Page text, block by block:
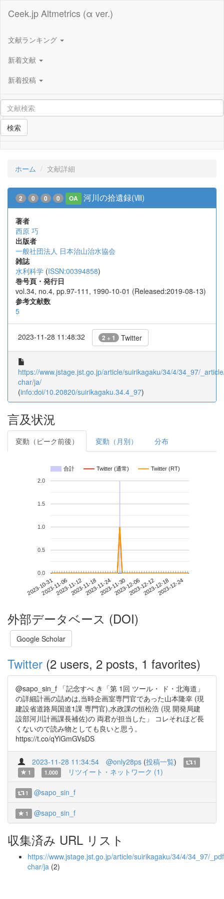
Ceek.jp Altmetrics (α ver.)
文献ランキング
新着文献
新着投稿
検索
ホーム 文献詳細
2 0 0 0 OA 河川の拾遺録(Ⅷ)
著者
西原 巧
出版者
一般社団法人 日本治山治水協会
雑誌
水利科学 (ISSN:00394858)
巻号頁・発行日
vol.34, no.4, pp.97-111, 1990-10-01 (Released:2019-08-13)
参考文献数
5
2023-11-28 11:48:32 2 + 1 Twitter
https://www.jstage.jst.go.jp/article/suirikagaku/34/4/34_97/
char/ja/
(info:doi/10.20820/suirikagaku.34.4_97)
言及状況
変動（ピーク前後） 変動（月別） 分布
合計 Twitter (通常) Twitter (RT)
2023-10-312023-11-062023-11-122023-11-182023-11-242023-11-302023-12-062023-12-122023-12-182023-12-24
0.0
0.5
1.0
1.5
2.0
外部データベース (DOI)
Google Scholar
Twitter (2 users, 2 posts, 1 favorites)
@sapo_sin_f 「記念すべ き「第 1回 ツール・ ド・北海道」
の詳細計画の詰めは,当時企画室専門官であった山本隆幸 (現
建設省道路局国道1課 専門官),水政課の恒松浩 (現 開発局建
設部河川計画課長補佐)の 両君が担当した」 コレそれほど長
くないので読み物としても良いと思う。
https://t.co/qYiGmGVsDS
2023-11-28 11:34:54 @only28ps (投稿一覧)
1
1
1.000 リツイート・ネットワーク (1)
1 @sapo_sin_f
1 @sapo_sin_f
収集済み URL リスト
https://www.jstage.jst.go.jp/article/suirikagaku/34/4/34_97/
char/ja (2)